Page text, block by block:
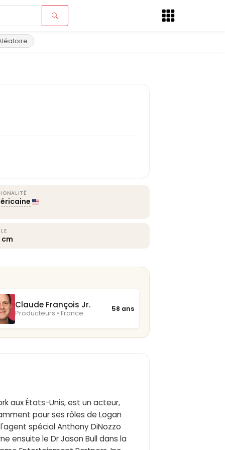
cm
Claude François Jr.
Producteurs • France
58 ans
aux États-Unis, est un acteur,
pour ses rôles de Logan
spécial Anthony DiNozzo
ensuite le Dr Jason Bull dans la